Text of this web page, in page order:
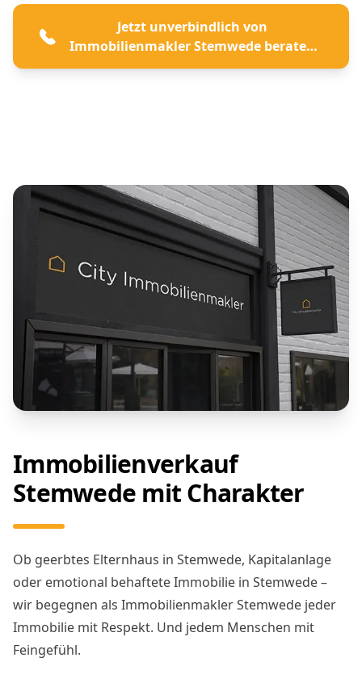
Jetzt unverbindlich von
Immobilienmakler Stemwede beraten
lassen
Immobilienverkauf
Stemwede mit Charakter
Ob geerbtes Elternhaus in Stemwede, Kapitalanlage
oder emotional behaftete Immobilie in Stemwede –
wir begegnen als Immobilienmakler Stemwede jeder
Immobilie mit Respekt. Und jedem Menschen mit
Feingefühl.